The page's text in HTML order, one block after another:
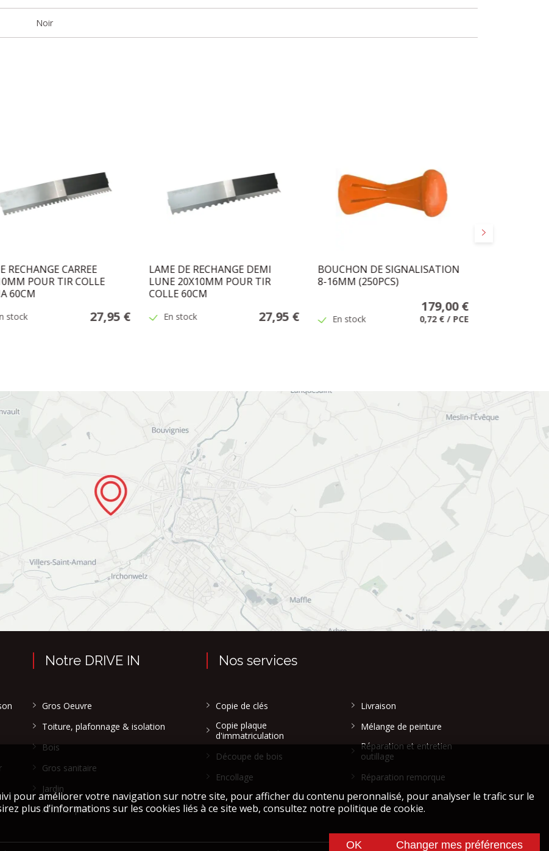
Noir
Suivant
RECHANGE CARREE
POUR TIR COLLE
60CM
stock 27,95 €
LAME DE RECHANGE DEMI
LUNE 20X10MM POUR TIR
COLLE 60CM
En stock 27,95 €
BOUCHON DE SIGNALISATION
8-16MM (250PCS)
179,00 €
En stock 0,72 € / PCE
Notre DRIVE IN
Gros Oeuvre
Toiture, plafonnage & isolation
Bois
Gros sanitaire
Jardin
Afficher plus
Nos services
Copie de clés
Copie plaque
d'immatriculation
Découpe de bois
Encollage
Livraison
Mélange de peinture
Réparation et entretien
outillage
Réparation remorque